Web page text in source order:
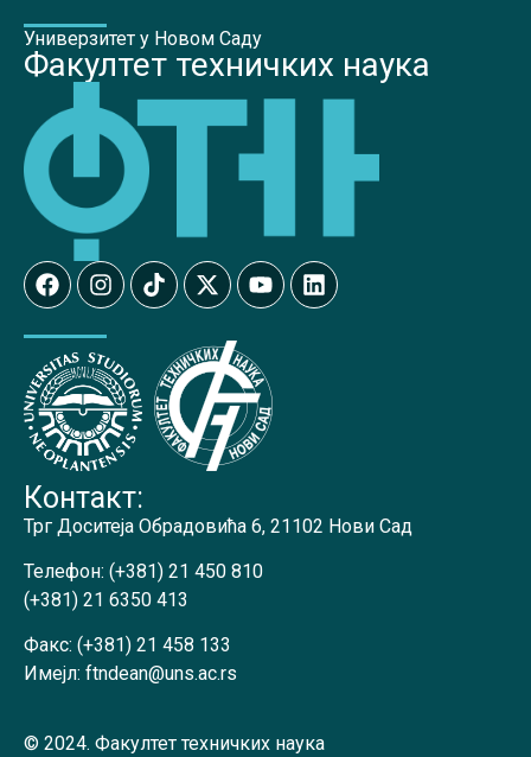
Универзитет у Новом Саду
Факултет техничких наука
Контакт:
Трг Доситеја Обрадовића 6, 21102 Нови Сад
Телефон: (+381) 21 450 810
(+381) 21 6350 413
Факс: (+381) 21 458 133
Имејл: ftndean@uns.ac.rs
© 2024. Факултет техничких наука